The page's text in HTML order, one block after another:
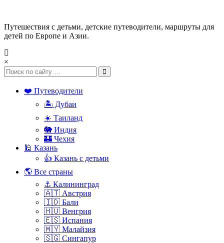
Путешествия с детьми, детские путеводители, маршруты для
детей по Европе и Азии.
×
❤️ Путеводители
🏝️ Дубаи
☀️ Таиланд
🐘 Индия
🏰 Чехия
🕌 Казань
👍 Казань с детьми
🌎 Все страны
⚓ Калининград
🇦🇹 Австрия
🇮🇩 Бали
🇭🇺 Венгрия
🇪🇸 Испания
🇲🇾 Малайзия
🇸🇬 Сингапур